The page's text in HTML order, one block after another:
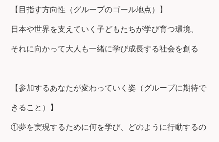
【目指す方向性（グループのゴール地点）】
日本や世界を支えていく子どもたちが学び育つ環境、
それに向かって大人も一緒に学び成長する社会を創る
【参加するあなたが変わっていく姿（グループに期待で
きること）】
①夢を実現するために何を学び、どのように行動するの